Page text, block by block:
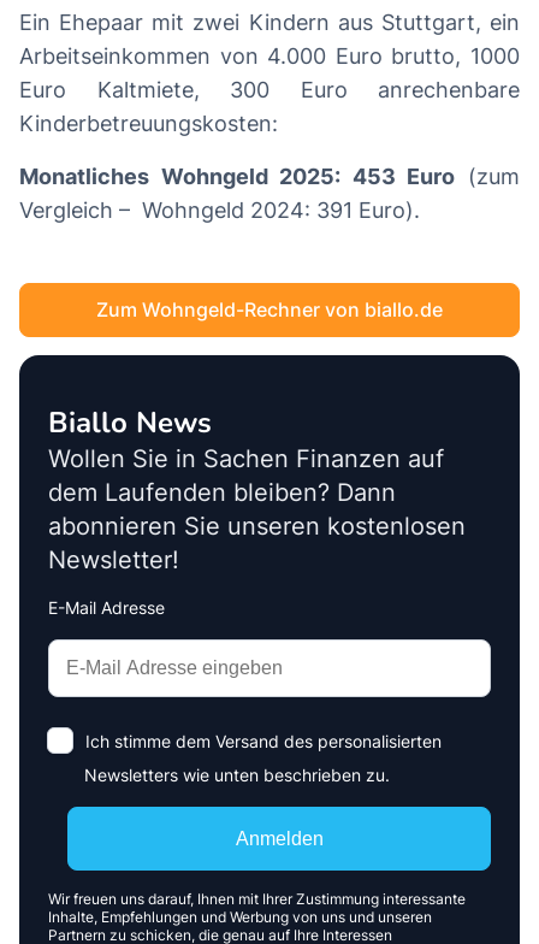
Ein Ehepaar mit zwei Kindern aus Stuttgart, ein
Arbeitseinkommen von 4.000 Euro brutto, 1000
Euro Kaltmiete, 300 Euro anrechenbare
Kinderbetreuungskosten:
Monatliches Wohngeld 2025: 453 Euro (zum
Vergleich – Wohngeld 2024: 391 Euro).
Zum Wohngeld-Rechner von biallo.de
Biallo News
Wollen Sie in Sachen Finanzen auf
dem Laufenden bleiben? Dann
abonnieren Sie unseren kostenlosen
Newsletter!
E-Mail Adresse
Interests
Amount
Anmelden
Ich stimme dem Versand des personalisierten
Newsletters wie unten beschrieben zu.
Wir freuen uns darauf, Ihnen mit Ihrer Zustimmung interessante
Inhalte, Empfehlungen und Werbung von uns und unseren
Partnern zu schicken, die genau auf Ihre Interessen